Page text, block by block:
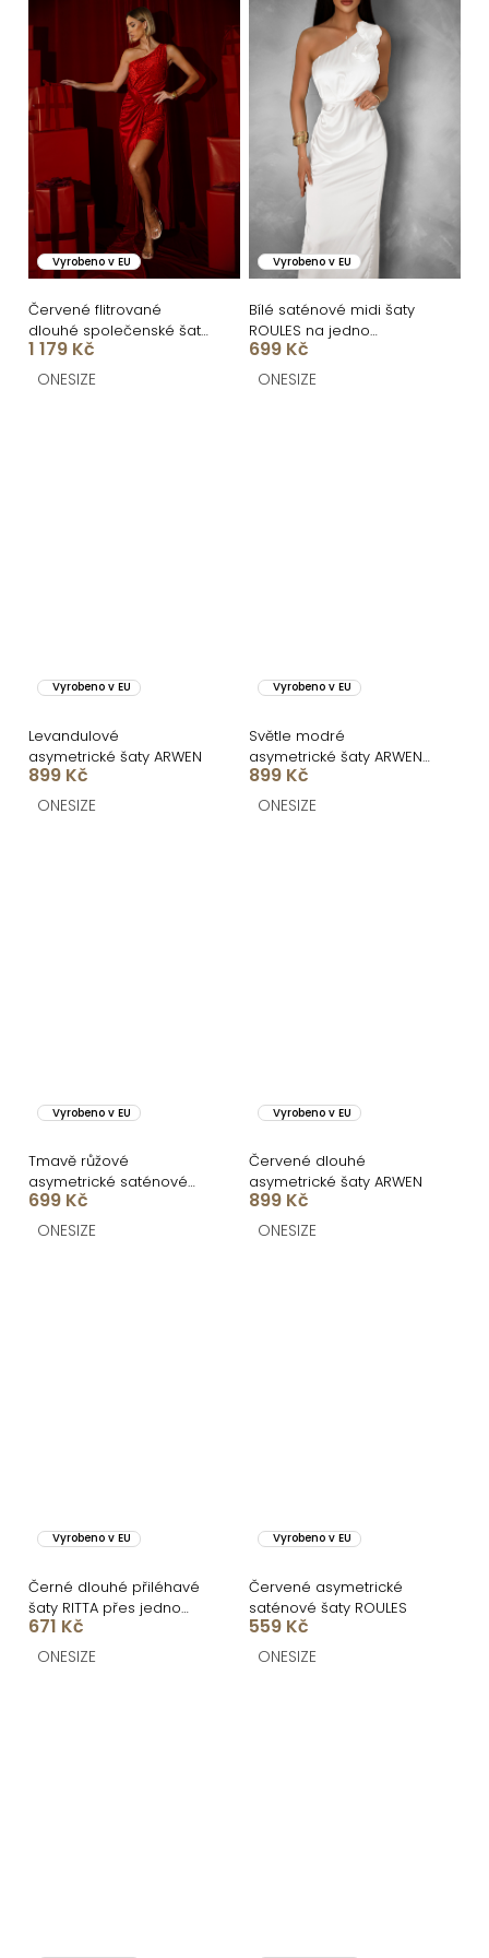
Vyrobeno v EU
Červené flitrované
dlouhé společenské šaty
FAIDURI s vlečkou
1 179 Kč
ONESIZE
Vyrobeno v EU
Bílé saténové midi šaty
ROULES na jedno
rameno
699 Kč
ONESIZE
Vyrobeno v EU
Levandulové
asymetrické šaty ARWEN
899 Kč
ONESIZE
Vyrobeno v EU
Světle modré
asymetrické šaty ARWEN
s rozparkem
899 Kč
ONESIZE
Vyrobeno v EU
Tmavě růžové
asymetrické saténové
šaty ROULES
699 Kč
ONESIZE
Vyrobeno v EU
Červené dlouhé
asymetrické šaty ARWEN
899 Kč
ONESIZE
Vyrobeno v EU
Černé dlouhé přiléhavé
šaty RITTA přes jedno
rameno
671 Kč
ONESIZE
Vyrobeno v EU
Červené asymetrické
saténové šaty ROULES
559 Kč
ONESIZE